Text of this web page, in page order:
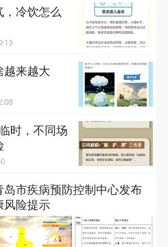
冷饮怎么
越来越大
时，不同场
市疾病预防控制中心发布
风险提示